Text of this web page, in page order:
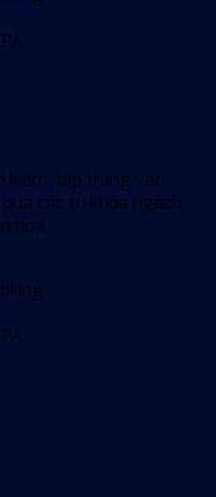
kiếm, tập trung vào
các từ khóa ngách
hóa.